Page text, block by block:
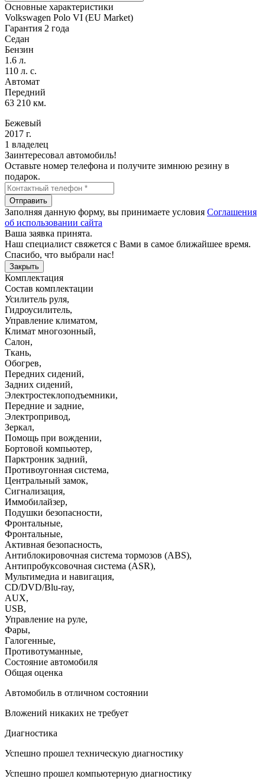
Основные характеристики
Volkswagen Polo VI (EU Market)
Гарантия 2 года
Седан
Бензин
1.6 л.
110 л. с.
Автомат
Передний
63 210 км.
Бежевый
2017 г.
1 владелец
Заинтересовал автомобиль!
Оставьте номер телефона и получите зимнюю резину в
подарок.
Отправить
Заполняя данную форму, вы принимаете условия Соглашения
об использовании сайта
Ваша заявка принята.
Наш специалист свяжется с Вами в самое ближайшее время.
Спасибо, что выбрали нас!
Закрыть
Комплектация
Состав комплектации
Усилитель руля,
Гидроусилитель,
Управление климатом,
Климат многозонный,
Салон,
Ткань,
Обогрев,
Передних сидений,
Задних сидений,
Электростеклоподъемники,
Передние и задние,
Электропривод,
Зеркал,
Помощь при вождении,
Бортовой компьютер,
Парктроник задний,
Противоугонная система,
Центральный замок,
Сигнализация,
Иммобилайзер,
Подушки безопасности,
Фронтальные,
Фронтальные,
Активная безопасность,
Антиблокировочная система тормозов (ABS),
Антипробуксовочная система (ASR),
Мультимедиа и навигация,
CD/DVD/Blu-ray,
AUX,
USB,
Управление на руле,
Фары,
Галогенные,
Противотуманные,
Состояние автомобиля
Общая оценка
Автомобиль в отличном состоянии
Вложений никаких не требует
Диагностика
Успешно прошел техническую диагностику
Успешно прошел компьютерную диагностику